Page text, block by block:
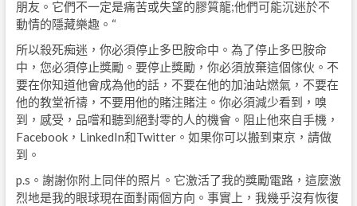
朋友。它們不一定是痛苦或失望的膠質龍;他們可能沉迷於不
動情的隱藏樂趣。“
所以殺死痴迷，你必須停止多巴胺命中。為了停止多巴胺命
中，您必須停止獎勵。要停止獎勵，你必須放棄這個傢伙。不
要在你知道他會成為他的話，不要在他的加油站燃氣，不要在
他的教堂祈禱，不要用他的賭注賭注。你必須減少看到，嗅
到，感受，品嚐和聽到絕對零的人的機會。阻止他來自手機，
Facebook，LinkedIn和Twitter。如果你可以搬到東京，請做
到。
p.s。謝謝你附上同伴的照片。它激活了我的獎勵電路，這麼激
烈地是我的眼球現在面對兩個方向。事實上，我幾乎沒有恢復